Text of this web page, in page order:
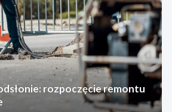
rozpoczęcie remontu